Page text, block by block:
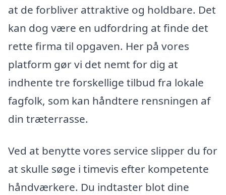
at de forbliver attraktive og holdbare. Det
kan dog være en udfordring at finde det
rette firma til opgaven. Her på vores
platform gør vi det nemt for dig at
indhente tre forskellige tilbud fra lokale
fagfolk, som kan håndtere rensningen af
din træterrasse.
Ved at benytte vores service slipper du for
at skulle søge i timevis efter kompetente
håndværkere. Du indtaster blot dine